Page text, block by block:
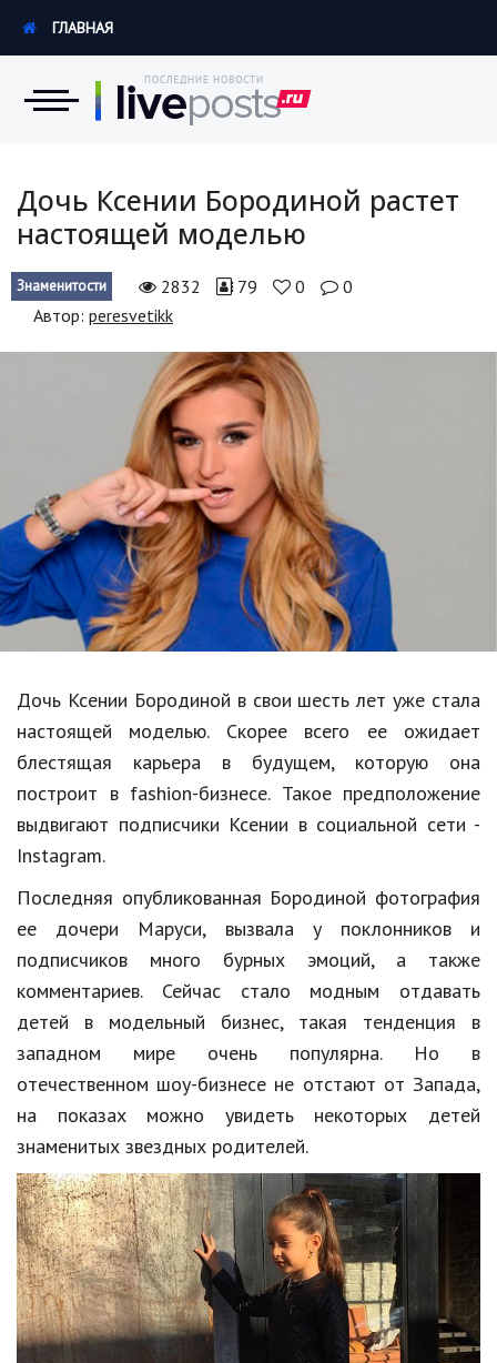
Экономика
Происшествия
Наука и техника
Политика
Образование
В мире
Культура
Авто, мото
Спорт
Знаменитости
Статьи
Обзоры
Рецепты
Красота и здоровье
Hi-Tech. Интернет
Авто, мото
Дом и сад
Спорт и фитнес
Психология и отношения
Творчество и рукоделие
Разное
Работа и бизнес
ГЛАВНАЯ
Дочь Ксении Бородиной растет
настоящей моделью
Знаменитости 2832 79 0
0
Автор: peresvetikk
Дочь Ксении Бородиной в свои шесть лет уже стала
настоящей моделью. Скорее всего ее ожидает
блестящая карьера в будущем, которую она
построит в fashion-бизнесе. Такое предположение
выдвигают подписчики Ксении в социальной сети -
Instagram.
Последняя опубликованная Бородиной фотография
ее дочери Маруси, вызвала у поклонников и
подписчиков много бурных эмоций, а также
комментариев. Сейчас стало модным отдавать
детей в модельный бизнес, такая тенденция в
западном мире очень популярна. Но в
отечественном шоу-бизнесе не отстают от Запада,
на показах можно увидеть некоторых детей
знаменитых звездных родителей.